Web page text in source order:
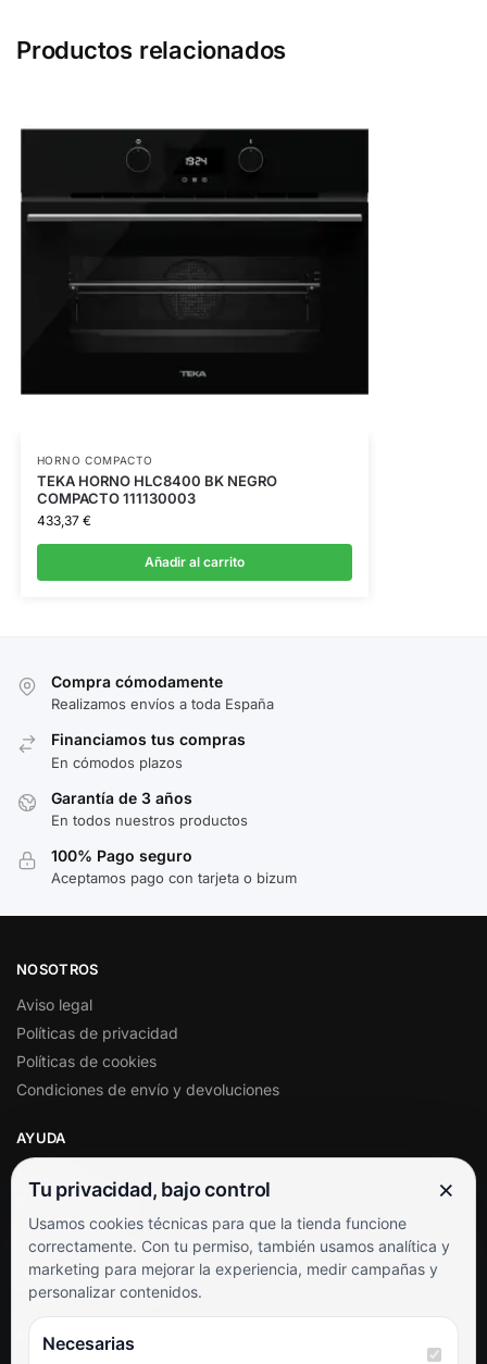
Productos relacionados
HORNO COMPACTO
TEKA HORNO HLC8400 BK NEGRO
COMPACTO 111130003
433,37 €
Añadir al carrito
Compra cómodamente
Realizamos envíos a toda España
Financiamos tus compras
En cómodos plazos
Garantía de 3 años
En todos nuestros productos
100% Pago seguro
Aceptamos pago con tarjeta o bizum
NOSOTROS
Aviso legal
Políticas de privacidad
Políticas de cookies
Condiciones de envío y devoluciones
AYUDA
Soporte al cliente
Contacto
Términos y condiciones
Preguntas frecuentes
SÍGUENOS
Tu privacidad, bajo control ×
Usamos cookies técnicas para que la tienda funcione
correctamente. Con tu permiso, también usamos analítica y
marketing para mejorar la experiencia, medir campañas y
personalizar contenidos.
Necesarias